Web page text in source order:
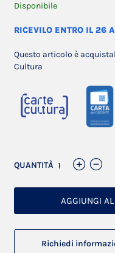
Disponibile
RICEVILO ENTRO IL 26
Questo articolo è
Cultura
QUANTITÀ
AGGIUNGI AL
Richiedi